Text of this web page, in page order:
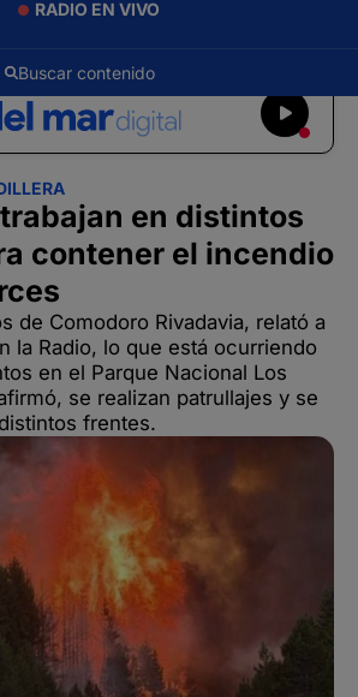
RADIO EN VIVO
en distintos
contener el incendio
de Comodoro Rivadavia, relató a
la Radio, lo que está ocurriendo
en el Parque Nacional Los
se realizan patrullajes y se
frentes.